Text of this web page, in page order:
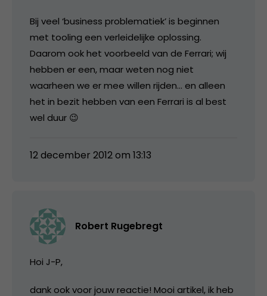
Bij veel ‘business problematiek’ is beginnen
met tooling een verleidelijke oplossing.
Daarom ook het voorbeeld van de Ferrari; wij
hebben er een, maar weten nog niet
waarheen we er mee willen rijden… en alleen
het in bezit hebben van een Ferrari is al best
wel duur 😉
12 december 2012 om 13:13
Robert Rugebregt
Hoi J-P,
dank ook voor jouw reactie! Mooi artikel, ik heb